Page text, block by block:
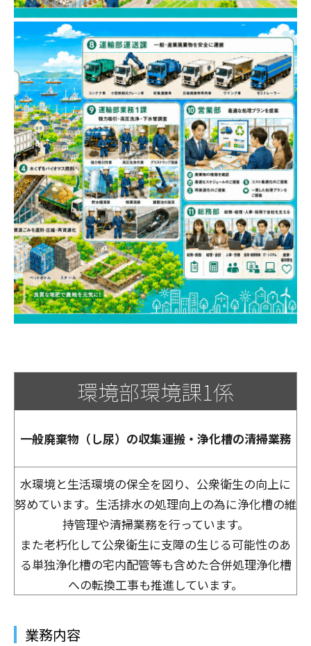
環境部環境課1係
一般廃棄物（し尿）の収集運搬・浄化槽の清掃業務
水環境と生活環境の保全を図り、公衆衛生の向上に
努めています。生活排水の処理向上の為に浄化槽の維
持管理や清掃業務を行っています。
また老朽化して公衆衛生に支障の生じる可能性のあ
る単独浄化槽の宅内配管等も含めた合併処理浄化槽
への転換工事も推進しています。
業務内容